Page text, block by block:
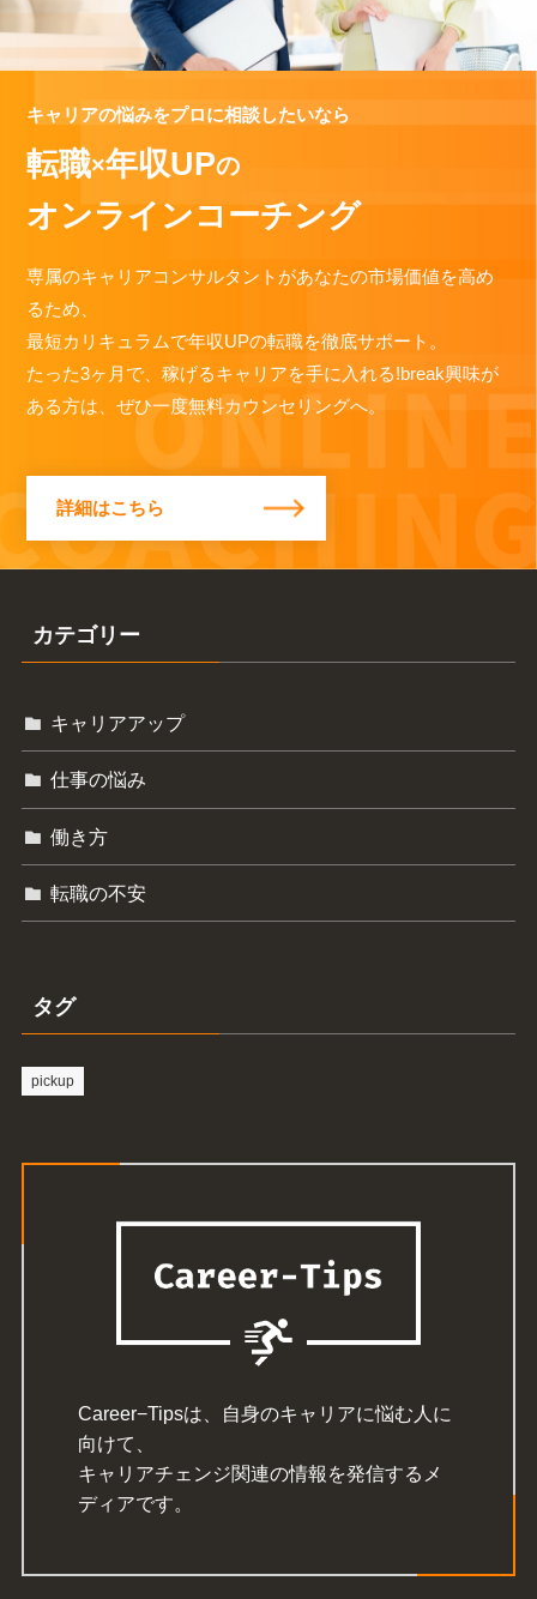
キャリアの悩みをプロに相談したいなら
転職×年収UPの
オンラインコーチング
専属のキャリアコンサルタントがあなたの市場価値を高め
るため、
最短カリキュラムで年収UPの転職を徹底サポート。
たった3ヶ月で、稼げるキャリアを手に入れる!break興味が
ある方は、ぜひ一度無料カウンセリングへ。
詳細はこちら
カテゴリー
キャリアアップ
仕事の悩み
働き方
転職の不安
タグ
pickup
Career−Tipsは、自身のキャリアに悩む人に
向けて、
キャリアチェンジ関連の情報を発信するメ
ディアです。